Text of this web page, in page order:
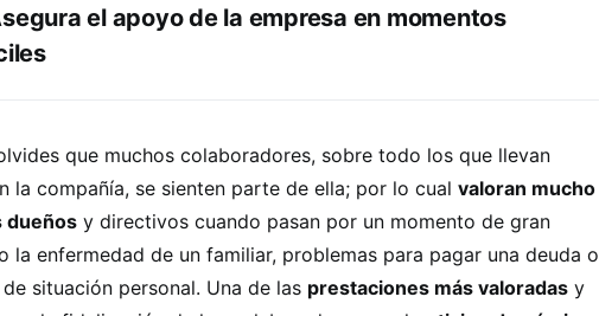
el apoyo de la empresa en momentos
que muchos colaboradores, sobre todo los que llevan
la compañía, se sienten parte de ella; por lo cual valoran mucho
dueños y directivos cuando pasan por un momento de gran
la enfermedad de un familiar, problemas para pagar una deuda o
situación personal. Una de las prestaciones más valoradas y